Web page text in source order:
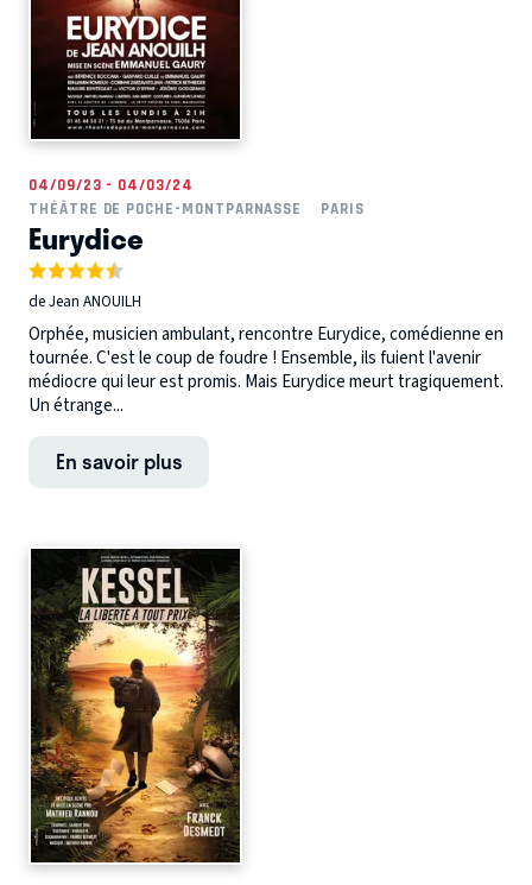
04/09/23 - 04/03/24
THÉÂTRE DE POCHE-MONTPARNASSE
PARIS
Eurydice
de Jean ANOUILH
Orphée, musicien ambulant, rencontre Eurydice, comédienne en
tournée. C'est le coup de foudre ! Ensemble, ils fuient l'avenir
médiocre qui leur est promis. Mais Eurydice meurt tragiquement.
Un étrange...
En savoir plus